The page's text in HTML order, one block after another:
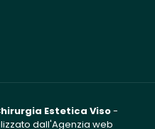
Estetica Viso-
dall'Agenzia web